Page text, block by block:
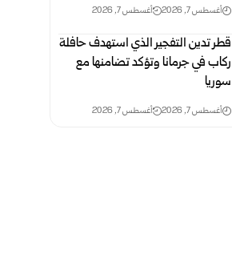
أغسطس 7, 2026 أغسطس 7, 2026
قطر تدين التفجير الذي استهدف حافلة
ركاب في جرمانا وتؤكد تضامنها مع
‏سوريا
أغسطس 7, 2026 أغسطس 7, 2026